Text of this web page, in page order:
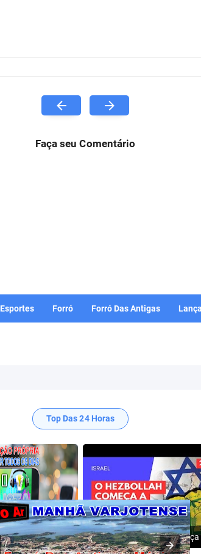
Faça seu Comentário
Esportes Forró Forró Das Antigas
Top Das 24 Horas
Rádio Varjota: ((( Escute AQUI ))) | Conheça a Nossa Programação